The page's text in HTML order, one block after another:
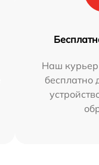
Наш
бесплатно